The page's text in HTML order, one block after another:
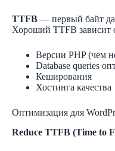
TTFB — первый байт
Хороший TTFB зависит
Версии PHP (чем
Database queries
Кеширования
Хостинга качества
Оптимизация для
Reduce TTFB (Time to